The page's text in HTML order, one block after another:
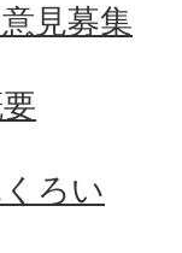
見募集
ろい